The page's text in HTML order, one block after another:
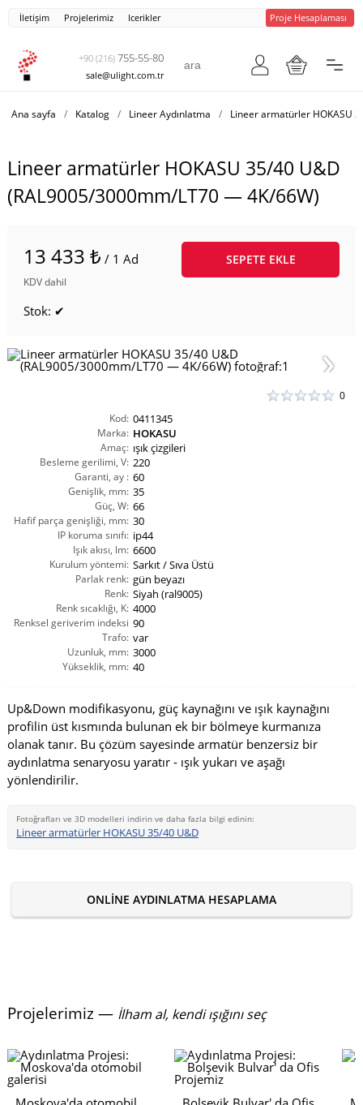
İletişim Projelerimiz Icerikler Proje Hesaplaması
+90 (216) 755-55-80
sale@ulight.com.tr
Ana sayfa / Katalog / Lineer Aydınlatma / Lineer armatürler HOKASU
Lineer armatürler HOKASU 35/40 U&D
(RAL9005/3000mm/LT70 — 4K/66W)
13 433 ₺ / 1 Ad
KDV dahil
SEPETE EKLE
Stok: ✔
0
Kod: 0411345
Marka: HOKASU
Amaç: ışık çizgileri
Besleme gerilimi, V: 220
Garanti, ay : 60
Genişlik, mm: 35
Güç, W: 66
Hafif parça genişliği, mm: 30
IP koruma sınıfı: ip44
Işık akısı, lm: 6600
Kurulum yöntemi: Sarkıt / Sıva Üstü
Parlak renk: gün beyazı
Renk: Siyah (ral9005)
Renk sıcaklığı, K: 4000
Renksel geriverim indeksi
CRI(Ra):
90
Trafo: var
Uzunluk, mm: 3000
Yükseklik, mm: 40
Up&Down modifikasyonu, güç kaynağını ve ışık kaynağını
profilin üst kısmında bulunan ek bir bölmeye kurmanıza
olanak tanır. Bu çözüm sayesinde armatür benzersiz bir
aydınlatma senaryosu yaratır - ışık yukarı ve aşağı
yönlendirilir.
Fotoğrafları ve 3D modelleri indirin ve daha fazla bilgi edinin:
Lineer armatürler HOKASU 35/40 U&D
ONLINE AYDINLATMA HESAPLAMA
Projelerimiz — İlham al, kendi ışığını seç